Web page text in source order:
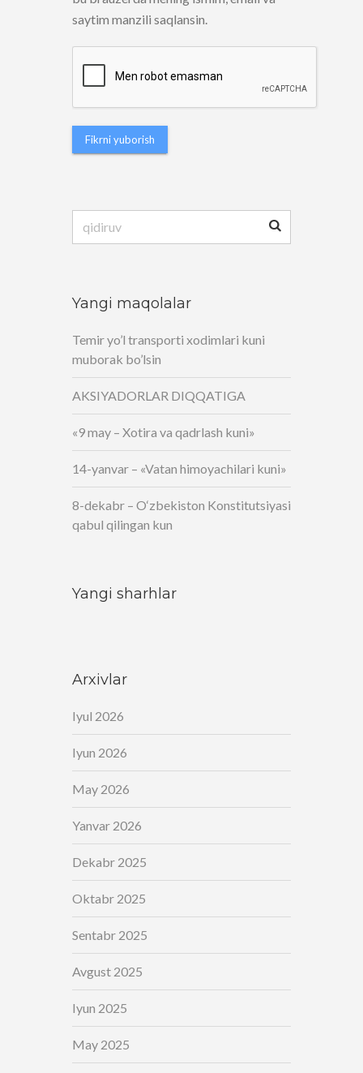
saytim manzili saqlansin.
Yangi maqolalar
Temir yo’l transporti xodimlari kuni
muborak bo’lsin
AKSIYADORLAR DIQQATIGA
«9 may – Xotira va qadrlash kuni»
14-yanvar – «Vatan himoyachilari kuni»
8-dekabr – O‘zbekiston Konstitutsiyasi
qabul qilingan kun
Yangi sharhlar
Arxivlar
Iyul 2026
Iyun 2026
May 2026
Yanvar 2026
Dekabr 2025
Oktabr 2025
Sentabr 2025
Avgust 2025
Iyun 2025
May 2025